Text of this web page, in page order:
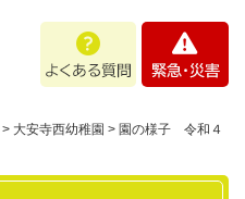
あ
問
・
> 大安寺西幼稚園 > 園の様子 令和４